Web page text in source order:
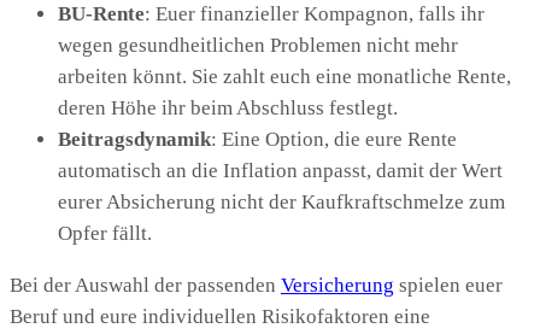
BU-Rente: Euer finanzieller Kompagnon, falls ihr
wegen gesundheitlichen Problemen nicht mehr
arbeiten könnt. Sie zahlt euch eine monatliche Rente,
deren Höhe ihr beim Abschluss festlegt.
Beitragsdynamik: Eine Option, die eure Rente
automatisch an die Inflation anpasst, damit der Wert
eurer Absicherung nicht der Kaufkraftschmelze zum
Opfer fällt.
Bei der Auswahl der passenden Versicherung spielen euer
Beruf und eure individuellen Risikofaktoren eine